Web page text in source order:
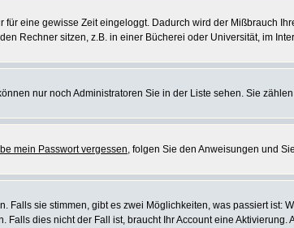
eine gewisse Zeit eingeloggt. Dadurch wird der Mißbrauch
Rechner sitzen, z.B. in einer Bücherei oder Universität, im
nur noch Administratoren Sie in der Liste sehen. Sie
mein Passwort vergessen, folgen Sie den Anweisungen und
sie stimmen, gibt es zwei Möglichkeiten, was passiert ist:
dies nicht der Fall ist, braucht Ihr Account eine